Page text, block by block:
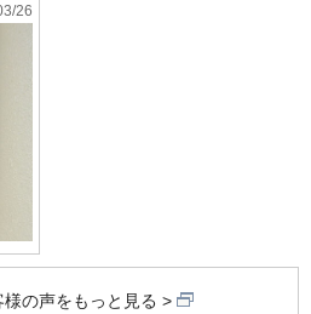
26
の声をもっと見る